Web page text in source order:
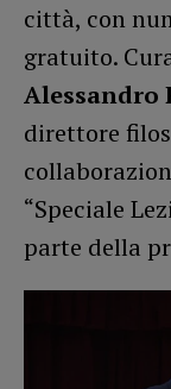
città, con
gratuito.
Alessandro
direttore
“Speciale
parte della